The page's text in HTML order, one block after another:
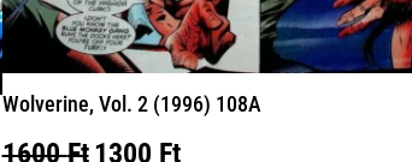
Wolverine, Vol. 2 (1996) 108A
1600FtOriginal
1300 FtCurrent